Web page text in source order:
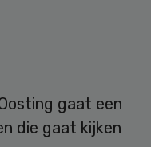
gaat een
die gaat kijken